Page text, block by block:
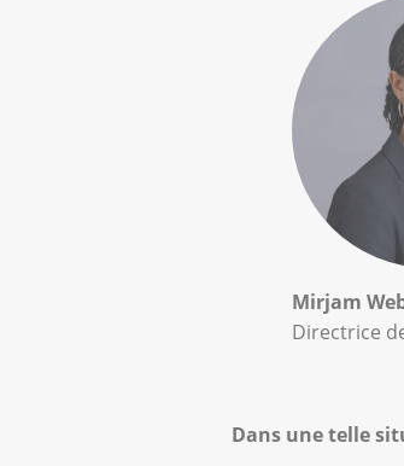
Mirjam
Directrice
Dans une telle